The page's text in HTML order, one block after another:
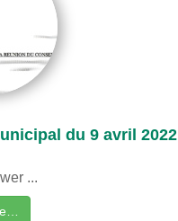
du 9 avril 2022
...